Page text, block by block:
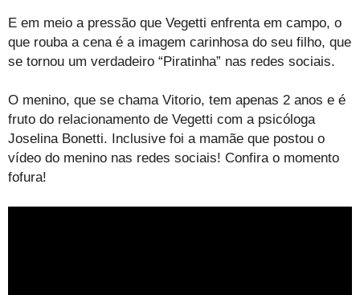
E em meio a pressão que Vegetti enfrenta em campo, o
que rouba a cena é a imagem carinhosa do seu filho, que
se tornou um verdadeiro “Piratinha” nas redes sociais.
O menino, que se chama Vitorio, tem apenas 2 anos e é
fruto do relacionamento de Vegetti com a psicóloga
Joselina Bonetti. Inclusive foi a mamãe que postou o
vídeo do menino nas redes sociais! Confira o momento
fofura!